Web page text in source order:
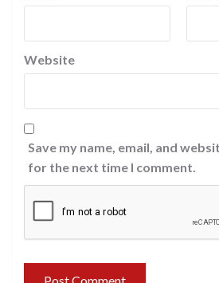
Website
Save my name, email, and
for the next time I comment.